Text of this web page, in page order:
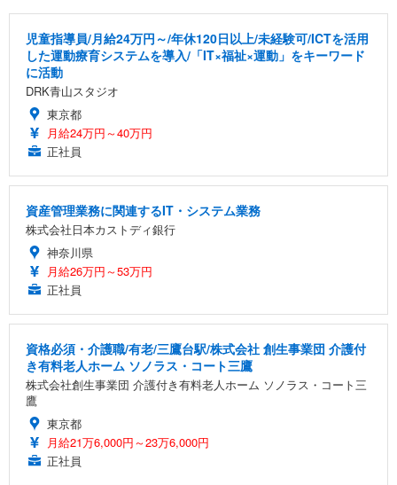
児童指導員/月給24万円～/年休120日以上/未経験可/ICTを活用
した運動療育システムを導入/「IT×福祉×運動」をキーワード
に活動
DRK青山スタジオ
東京都
月給24万円～40万円
正社員
資産管理業務に関連するIT・システム業務
株式会社日本カストディ銀行
神奈川県
月給26万円～53万円
正社員
資格必須・介護職/有老/三鷹台駅/株式会社 創生事業団 介護付
き有料老人ホーム ソノラス・コート三鷹
株式会社創生事業団 介護付き有料老人ホーム ソノラス・コート三
鷹
東京都
月給21万6,000円～23万6,000円
正社員